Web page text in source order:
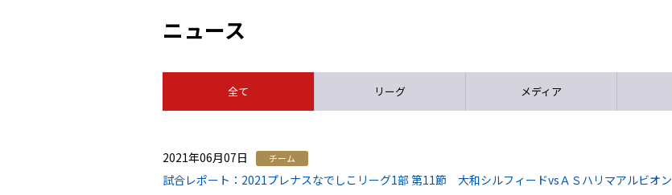
ニュース
全て リーグ メディア
2021年06月07日 チーム
試合レポート：2021プレナスなでしこリーグ1部 第11節 大和シルフィードvsＡＳハリマアルビオン